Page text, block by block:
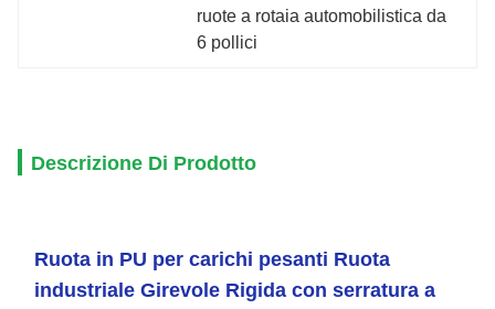
ruote a rotaia automobilistica da
6 pollici
Descrizione Di Prodotto
Ruota in PU per carichi pesanti Ruota
industriale Girevole Rigida con serratura a